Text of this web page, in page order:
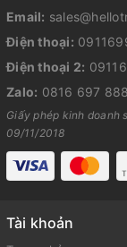
Email:
Điện thoại:
Điện thoại 2:
Zalo: 0816 697 888
Giấy phép kinh doanh
09/11/2018
Tài khoản